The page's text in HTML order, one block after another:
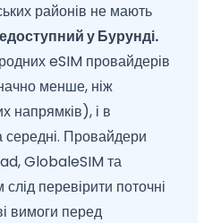
районів не мають
у Бурунді.
eSIM провайдерів
менше, ніж
напрямків), і в
середні. Провайдери
GlobaleSIM та
перевірити поточні
вимоги перед